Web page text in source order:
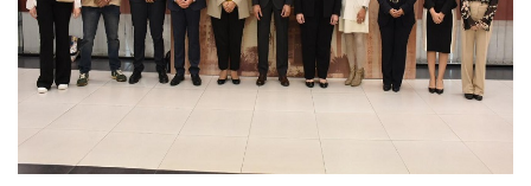
الطلاب
هيئة التدريس
الدراسات العليا